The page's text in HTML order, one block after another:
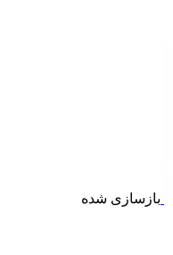
بازسازی شده